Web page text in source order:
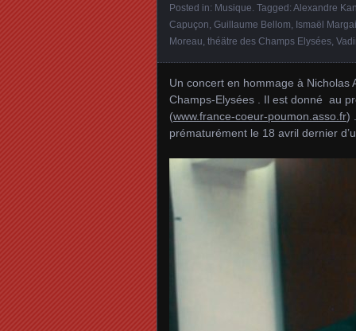
Posted in: Musique . Tagged: Alexandre
Capuçon Guillaume Bellom Ismaël
Moreau théätre des Champs Elysées
Un concert en hommage à
Champs-Elysées . Il est donné au
(www.france-coeur-poumon.asso. fr)
prématurément le 18 avril dernier